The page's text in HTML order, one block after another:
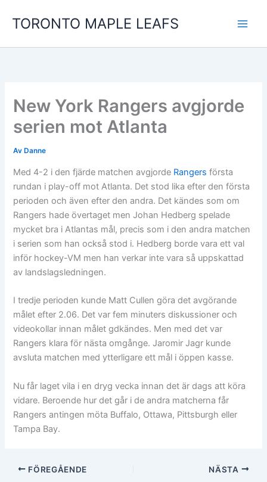
TORONTO MAPLE LEAFS
New York Rangers avgjorde
serien mot Atlanta
Av Danne
Med 4-2 i den fjärde matchen avgjorde Rangers första
rundan i play-off mot Atlanta. Det stod lika efter den första
perioden och även efter den andra. Det kändes som om
Rangers hade övertaget men Johan Hedberg spelade
mycket bra i Atlantas mål, precis som i den andra matchen
i serien som han också stod i. Hedberg borde vara ett val
inför hockey-VM men han verkar inte vara så uppskattad
av landslagsledningen.
I tredje perioden kunde Matt Cullen göra det avgörande
målet efter 2.06. Det var fem minuters diskussioner och
videokollar innan målet gdkändes. Men med det var
Rangers klara för nästa omgånge. Jaromir Jagr kunde
avsluta matchen med ytterligare ett mål i öppen kasse.
Nu får laget vila i en dryg vecka innan det är dags att köra
vidare. Beroende hur det går i de andra matcherna får
Rangers antingen möta Buffalo, Ottawa, Pittsburgh eller
Tampa Bay.
FÖREGÅENDE NÄSTA